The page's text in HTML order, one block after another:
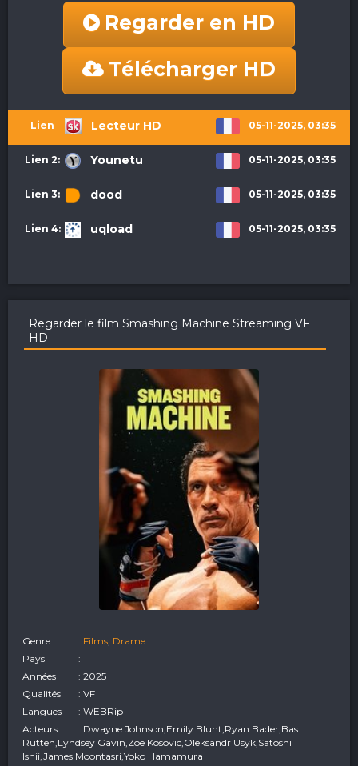
Regarder en HD
Télécharger HD
Lecteur HD 05-11-2025, 03:35
Younetu 05-11-2025, 03:35
dood 05-11-2025, 03:35
uqload 05-11-2025, 03:35
Regarder le film Smashing Machine Streaming VF
HD
Genre : Films Drame
Pays
:
Années
: 2025
Qualités
: VF
Langues
: WEBRip
Acteurs
: Dwayne Johnson,Emily Blunt,Ryan Bader,Bas
Rutten,Lyndsey Gavin,Zoe Kosovic,Oleksandr Usyk,Satoshi
Ishii,James Moontasri,Yoko Hamamura